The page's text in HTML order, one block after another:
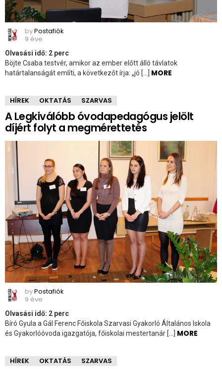
byPostafiók
9 éve
Olvasási idő: 2 perc
Böjte Csaba testvér, amikor az ember előtt álló távlatok
határtalanságát említi, a következőt írja: „jó […] MORE
HÍREK OKTATÁS SZARVAS
A Legkiválóbb óvodapedagógus jelölt
díjért folyt a megmérettetés
byPostafiók
9 éve
Olvasási idő: 2 perc
Bíró Gyula a Gál Ferenc Főiskola Szarvasi Gyakorló Általános Iskola
és Gyakorlóóvoda igazgatója, főiskolai mestertanár […] MORE
HÍREK OKTATÁS SZARVAS